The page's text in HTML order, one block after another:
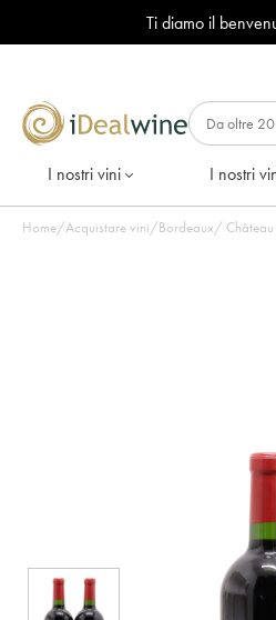
Ti diamo il
I nostri vini I nostri
Home/Acquistare vini/Bordeaux/